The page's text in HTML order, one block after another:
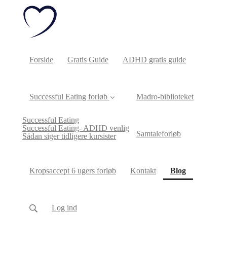
Forside Gratis Guide ADHD gratis guide
Successful Eating forløb
Successful Eating
Successful Eating- ADHD venlig
Sådan siger tidligere kursister
Madro-biblioteket
Samtaleforløb
Kropsaccept 6 ugers forløb Kontakt Blog(current)
Log ind